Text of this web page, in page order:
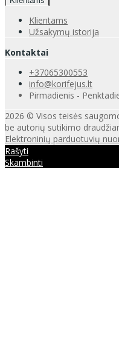
Klientams
Užsakymų istorija
Kontaktai
+37065300553
info@korifejus.lt
Pirmadienis -
2026 © Visos teisės
be autorių sutikimo
Elektroninių parduotuvių
Rašyti
Skambinti